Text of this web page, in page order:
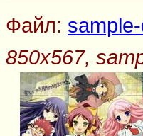
Файл:
850x567,